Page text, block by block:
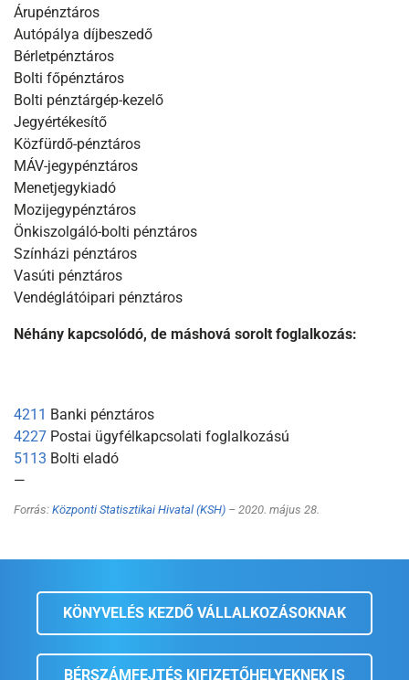
Árupénztáros
Autópálya díjbeszedő
Bérletpénztáros
Bolti főpénztáros
Bolti pénztárgép-kezelő
Jegyértékesítő
Közfürdő-pénztáros
MÁV-jegypénztáros
Menetjegykiadó
Mozijegypénztáros
Önkiszolgáló-bolti pénztáros
Színházi pénztáros
Vasúti pénztáros
Vendéglátóipari pénztáros
Néhány kapcsolódó, de máshová sorolt foglalkozás:
4211 Banki pénztáros
4227 Postai ügyfélkapcsolati foglalkozású
5113 Bolti eladó
—
Forrás: Központi Statisztikai Hivatal (KSH) – 2020. május 28.
KÖNYVELÉS KEZDŐ VÁLLALKOZÁSOKNAK
BÉRSZÁMFEJTÉS KIFIZETŐHELYEKNEK IS